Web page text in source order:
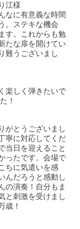
江様
なに有意義な時間
。ステキな機会
す。これからも勉
たな扉を開けてい
難うございまし
楽しく弾きたいで
！
がとうございまし
寧に対応してくだ
当日を迎えること
ったです。会場で
ちに気遣いを感
んだろうと感動し
の演奏！自分もま
と刺激を受けまし
歳！